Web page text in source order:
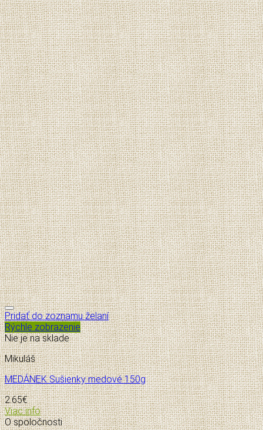
Pridať do zoznamu želaní
Rýchle zobrazenie
Nie je na sklade
Mikuláš
MEDÁNEK Sušienky medové 150g
2.65€
Viac info
O spoločnosti